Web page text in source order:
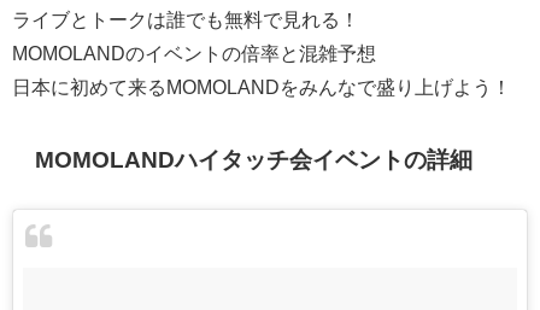
ライブとトークは誰でも無料で見れる！
MOMOLANDのイベントの倍率と混雑予想
日本に初めて来るMOMOLANDをみんなで盛り上げよう！
MOMOLANDハイタッチ会イベントの詳細